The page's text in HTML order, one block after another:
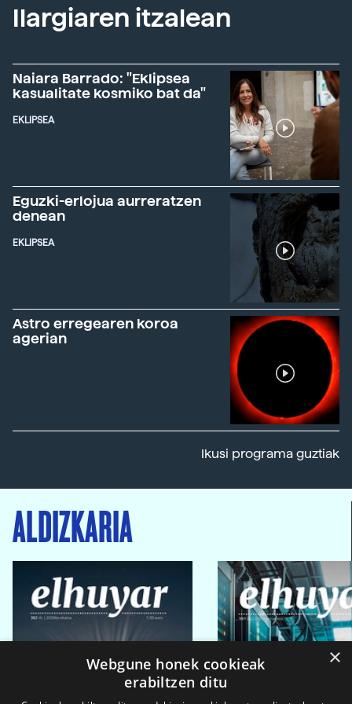
Ilargiaren itzalean
Naiara Barrado: "Eklipsea
kasualitate kosmiko bat da"
EKLIPSEA
Eguzki-erlojua aurreratzen
denean
EKLIPSEA
Astro erregearen koroa
agerian
Ikusi programa guztiak
ALDIZKARIA
×
Webgune honek cookieak
erabiltzen ditu